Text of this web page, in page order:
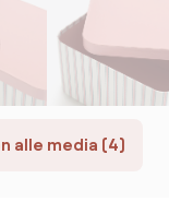
alle media (4)